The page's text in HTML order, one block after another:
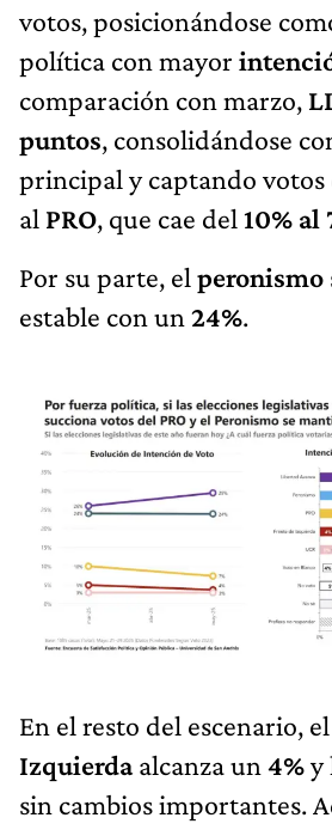
votos, posicionándose
política con mayor
comparación con marzo,
puntos, consolidándose
principal y captando votos
al PRO, que cae del 10% al
Por su parte, el peronismo
estable con un 24%.
En el resto del escenario, el
Izquierdaalcanza un 4%y
sin cambios importantes.